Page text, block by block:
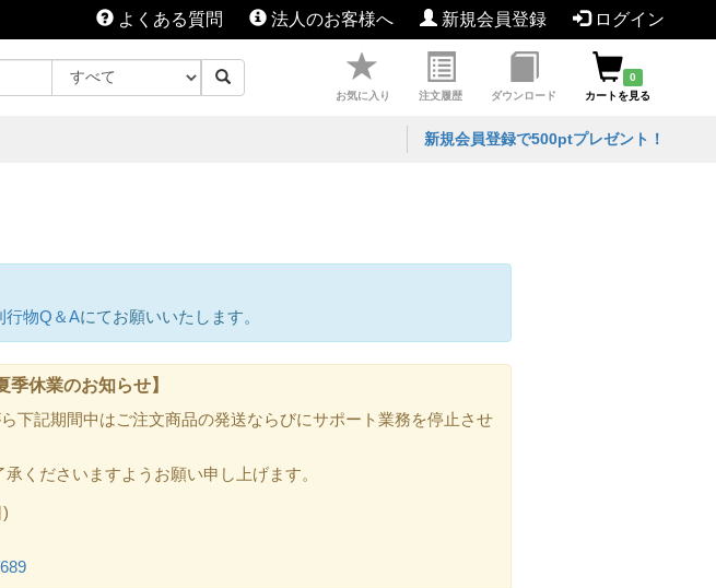
よくある質問 法人のお客様へ 新規会員登録 ログイン
お気に入り 注文履歴 ダウンロード
0
カートを見る
新規会員登録で500ptプレゼント！
行物Q＆Aにてお願いいたします。
季休業のお知らせ】
下記期間中はご注文商品の発送ならびにサポート業務を停止させ
くださいますようお願い申し上げます。